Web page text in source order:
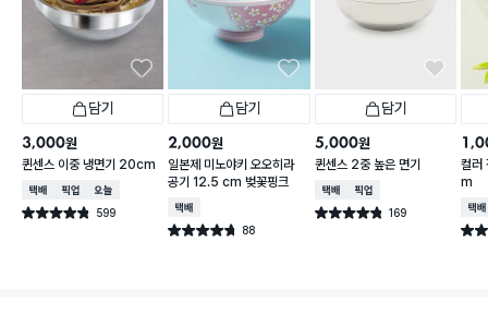
담기
3,000원
퀸센스 이중 냉면기 20cm
택배배송매장픽업오늘배송
별점 4.8점 599
건 작성
담기
2,000원
일본제 미노야키 오오히라
공기 12.5 cm 벚꽃핑크
택배배송
별점 4.7점 88
건 작성
담기
5,000원
퀸센스 2중 높은 면기
택배배송매장픽업
별점 4.8점 169
건 작성
컬러
m
택배
별점